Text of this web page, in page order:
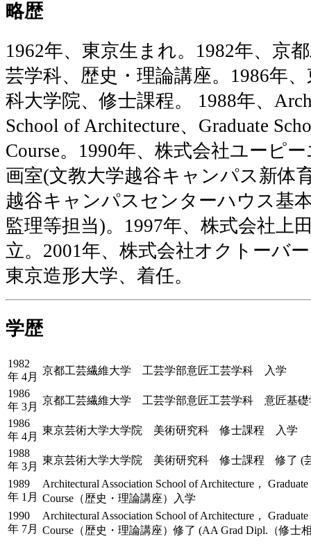
略歴
1962年、東京生まれ。1982年、京
芸学科、歴史・理論講座。1986年
科大学院、修士課程。 1988年、
School of Architecture、Graduate
Course。1990年、株式会社ユーピ
画室(文教大学越谷キャンパス新体
越谷キャンパスセンターハウス基
監理等担当)。1997年、株式会社上
立。2001年、株式会社オクトーバ
東京造形大学、着任。
学歴
1982
年 4月
京都工芸繊維大学 工芸学部意匠工芸学科 入学
1986
年 3月
京都工芸繊維大学 工芸学部意匠工芸学科 意匠基礎
1986
年 4月
東京芸術大学大学院 美術研究科 修士課程 入学
1988
年 3月
東京芸術大学大学院 美術研究科 修士課程 修了 (
1989
年 1月
Architectural Association School of Architecture，
Course（歴史・理論講座）入学
1990
年 7月
Architectural Association School of Architecture，
Course（歴史・理論講座）修了 (AA Grad Dipl.（修士